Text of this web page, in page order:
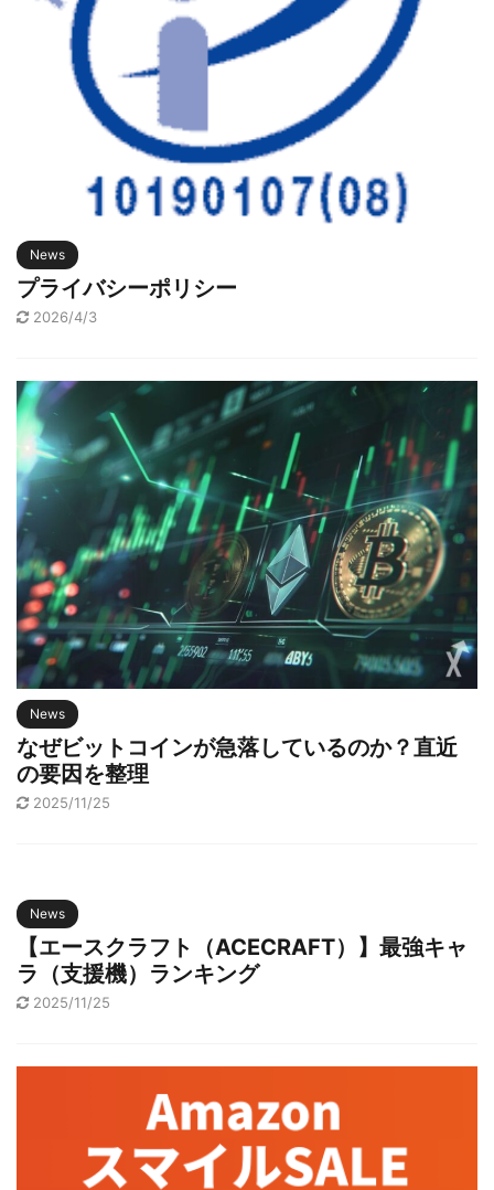
News
プライバシーポリシー
2026/4/3
News
なぜビットコインが急落しているのか？直近
の要因を整理
2025/11/25
News
【エースクラフト（ACECRAFT）】最強キャ
ラ（支援機）ランキング
2025/11/25